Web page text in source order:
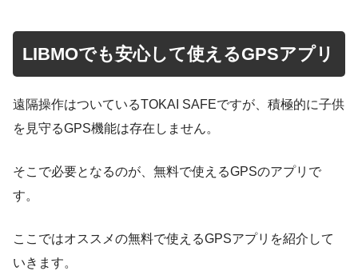
LIBMOでも安心して使えるGPSアプリ
遠隔操作はついているTOKAI SAFEですが、積極的に子供
を見守るGPS機能は存在しません。
そこで必要となるのが、無料で使えるGPSのアプリで
す。
ここではオススメの無料で使えるGPSアプリを紹介して
いきます。